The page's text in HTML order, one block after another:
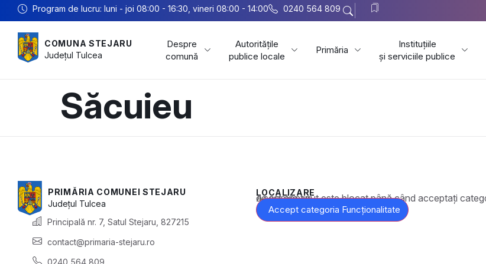
Program de lucru: luni - joi 08:00 - 16:30, vineri 08:00 - 14:00 0240 564 809
COMUNA STEJARU
Județul Tulcea
Despre
comună
Autoritățile
publice locale
Primăria
Instituțiile
și serviciile publice
Săcuieu
PRIMĂRIA COMUNEI STEJARU
Județul Tulcea
Principală nr. 7, Satul Stejaru, 827215
contact@primaria-stejaru.ro
0240 564 809
LOCALIZARE
Acest conținut este blocat până când acceptați categoria corespunzătoare de cookie-uri.
Accept categoria Funcționalitate